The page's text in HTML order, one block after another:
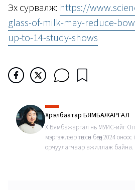
Эх сурвалж: https://
glass-of-milk-may-reduce-
up-to-14-study-shows
Хүрэлбаатар БЯМБАЖАРГАЛ
Х.Бямбажаргал нь МУИС-ийг
мэргэжлээр төгссөн бөгөөд 2024
орчуулагчаар ажиллаж байна.